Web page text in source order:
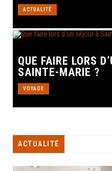
ACTUALITÉ
QUE FAIRE LORS
SAINTE-MARIE ?
VOYAGE
ACTUALITÉ